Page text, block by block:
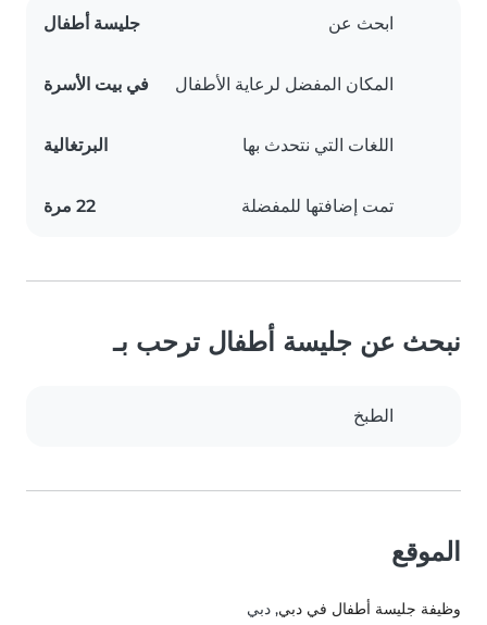
ابحث عن جليسة أطفال
المكان المفضل لرعاية الأطفال في بيت الأسرة
اللغات التي نتحدث بها البرتغالية
تمت إضافتها للمفضلة 22 مرة
نبحث عن جليسة أطفال ترحب بـ
الطبخ
الموقع
وظيفة جليسة أطفال في دبي, دبي